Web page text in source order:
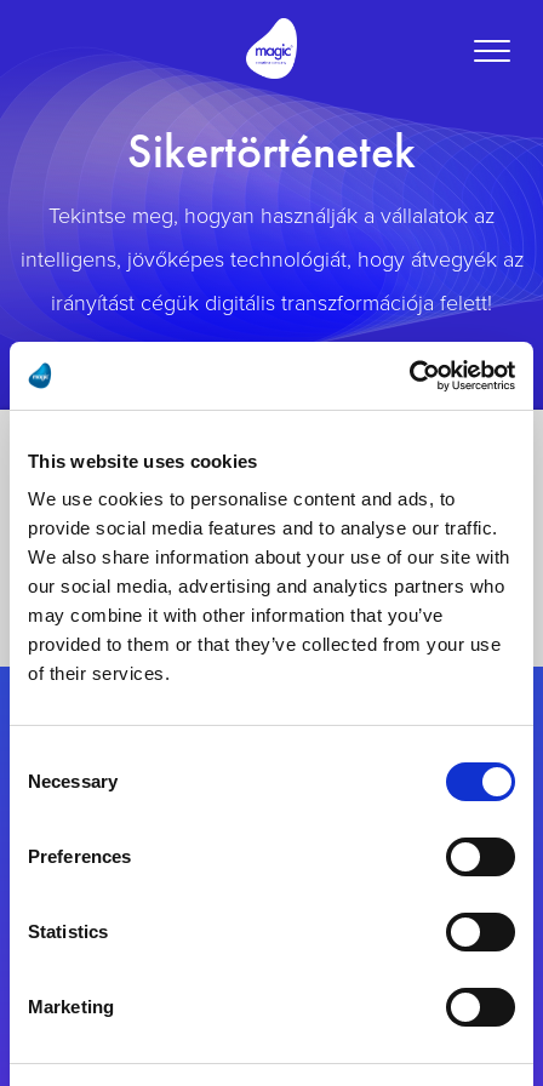
This website uses cookies
We use cookies to personalise content and ads, to
provide social media features and to analyse our traffic.
We also share information about your use of our site with
our social media, advertising and analytics partners who
may combine it with other information that you’ve
provided to them or that they’ve collected from your use
of their services.
Selection
Necessary
Preferences
Statistics
Marketing
Toggle
Sikertörténetek
Tekintse meg, hogyan használják a vállalatok az
intelligens, jövőképes technológiát, hogy átvegyék az
irányítást cégük digitális transzformációja felett!
Kövessen minket!